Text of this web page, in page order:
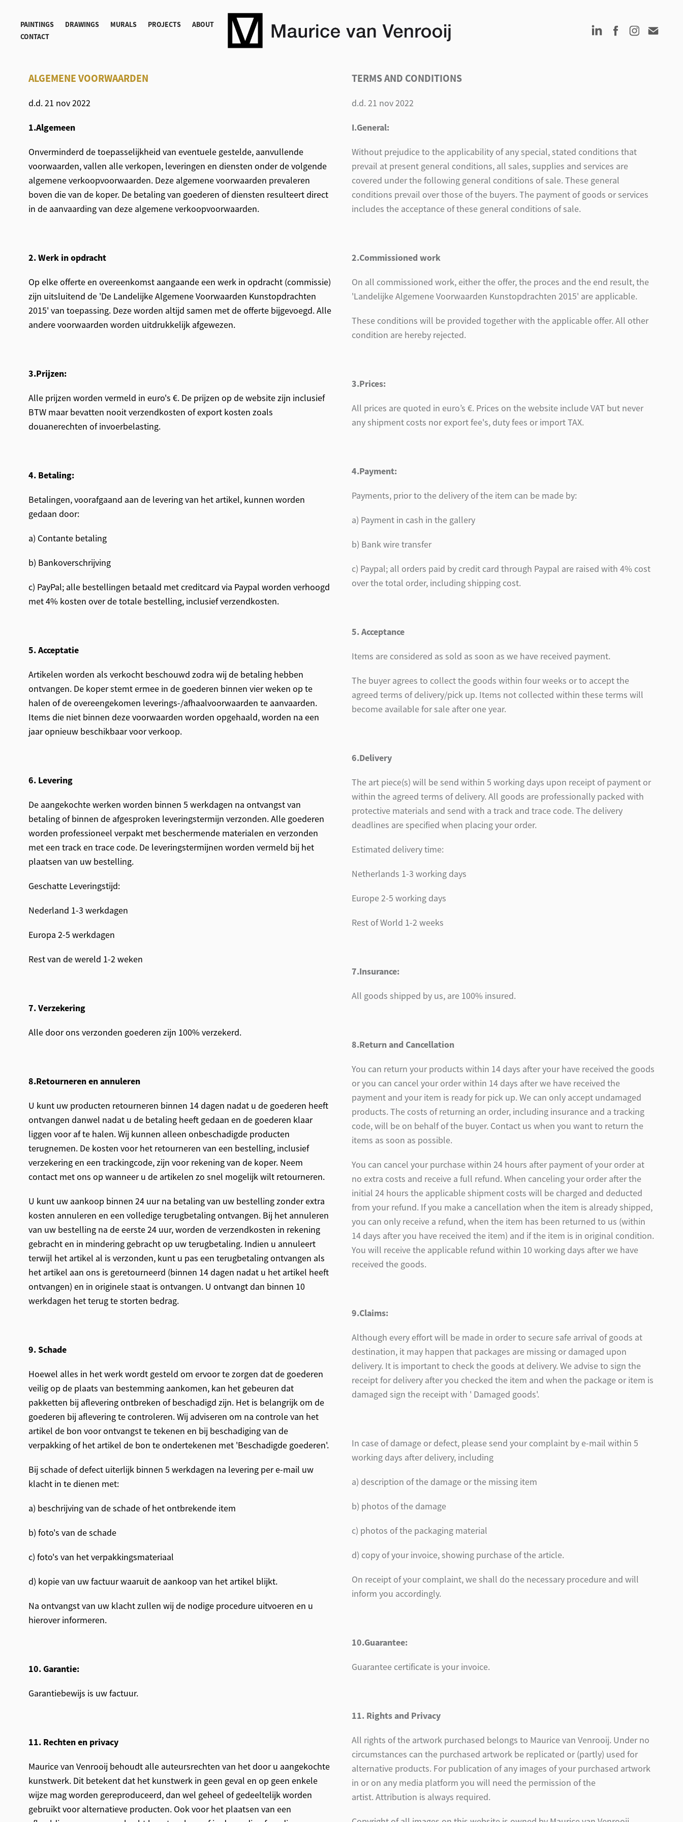
PAINTINGS DRAWINGS MURALS PROJECTS
ABOUT
CONTACT
ALGEMENE VOORWAARDEN
d.d. 21 nov 2022
1.Algemeen
Onverminderd de toepasselijkheid van eventuele gestelde, aanvullende
voorwaarden, vallen alle verkopen, leveringen en diensten onder de volgende
algemene verkoopvoorwaarden. Deze algemene voorwaarden prevaleren
boven die van de koper. De betaling van goederen of diensten resulteert direct
in de aanvaarding van deze algemene verkoopvoorwaarden.
2. Werk in opdracht
Op elke offerte en overeenkomst aangaande een werk in opdracht (commissie)
zijn uitsluitend de 'De Landelijke Algemene Voorwaarden Kunstopdrachten
2015' van toepassing. Deze worden altijd samen met de offerte bijgevoegd. Alle
andere voorwaarden worden uitdrukkelijk afgewezen.
3.Prijzen:
Alle prijzen worden vermeld in euro's €. De prijzen op de website zijn inclusief
BTW maar bevatten nooit verzendkosten of export kosten zoals
douanerechten of invoerbelasting.
4. Betaling:
Betalingen, voorafgaand aan de levering van het artikel, kunnen worden
gedaan door:
a) Contante betaling
b) Bankoverschrijving
c) PayPal; alle bestellingen betaald met creditcard via Paypal worden verhoogd
met 4% kosten over de totale bestelling, inclusief verzendkosten.
5. Acceptatie
Artikelen worden als verkocht beschouwd zodra wij de betaling hebben
ontvangen. De koper stemt ermee in de goederen binnen vier weken op te
halen of de overeengekomen leverings-/afhaalvoorwaarden te aanvaarden.
Items die niet binnen deze voorwaarden worden opgehaald, worden na een
jaar opnieuw beschikbaar voor verkoop.
6. Levering
De aangekochte werken worden binnen 5 werkdagen na ontvangst van
betaling of binnen de afgesproken leveringstermijn verzonden. Alle goederen
worden professioneel verpakt met beschermende materialen en verzonden
met een track en trace code. De leveringstermijnen worden vermeld bij het
plaatsen van uw bestelling.
Geschatte Leveringstijd:
Nederland 1-3 werkdagen
Europa 2-5 werkdagen
Rest van de wereld 1-2 weken
7. Verzekering
Alle door ons verzonden goederen zijn 100% verzekerd.
8.Retourneren en annuleren
U kunt uw producten retourneren binnen 14 dagen nadat u de goederen heeft
ontvangen danwel nadat u de betaling heeft gedaan en de goederen klaar
liggen voor af te halen. Wij kunnen alleen onbeschadigde producten
terugnemen. De kosten voor het retourneren van een bestelling, inclusief
verzekering en een trackingcode, zijn voor rekening van de koper. Neem
contact met ons op wanneer u de artikelen zo snel mogelijk wilt retourneren.
U kunt uw aankoop binnen 24 uur na betaling van uw bestelling zonder extra
kosten annuleren en een volledige terugbetaling ontvangen. Bij het annuleren
van uw bestelling na de eerste 24 uur, worden de verzendkosten in rekening
gebracht en in mindering gebracht op uw terugbetaling. Indien u annuleert
terwijl het artikel al is verzonden, kunt u pas een terugbetaling ontvangen als
het artikel aan ons is geretourneerd (binnen 14 dagen nadat u het artikel heeft
ontvangen) en in originele staat is ontvangen. U ontvangt dan binnen 10
werkdagen het terug te storten bedrag.
9. Schade
Hoewel alles in het werk wordt gesteld om ervoor te zorgen dat de goederen
veilig op de plaats van bestemming aankomen, kan het gebeuren dat
pakketten bij aflevering ontbreken of beschadigd zijn. Het is belangrijk om de
goederen bij aflevering te controleren. Wij adviseren om na controle van het
artikel de bon voor ontvangst te tekenen en bij beschadiging van de
verpakking of het artikel de bon te ondertekenen met 'Beschadigde goederen'.
Bij schade of defect uiterlijk binnen 5 werkdagen na levering per e-mail uw
klacht in te dienen met:
a) beschrijving van de schade of het ontbrekende item
b) foto's van de schade
c) foto's van het verpakkingsmateriaal
d) kopie van uw factuur waaruit de aankoop van het artikel blijkt.
Na ontvangst van uw klacht zullen wij de nodige procedure uitvoeren en u
hierover informeren.
10. Garantie:
Garantiebewijs is uw factuur.
11. Rechten en privacy
Maurice van Venrooij behoudt alle auteursrechten van het door u aangekochte
kunstwerk. Dit betekent dat het kunstwerk in geen geval en op geen enkele
wijze mag worden gereproduceerd, dan wel geheel of gedeeltelijk worden
gebruikt voor alternatieve producten. Ook voor het plaatsen van een
TERMS AND CONDITIONS
d.d. 21 nov 2022
I.General:
Without prejudice to the applicability of any special, stated conditions that
prevail at present general conditions, all sales, supplies and services are
covered under the following general conditions of sale. These general
conditions prevail over those of the buyers. The payment of goods or services
includes the acceptance of these general conditions of sale.
2.Commissioned work
On all commissioned work, either the offer, the proces and the end result, the
'Landelijke Algemene Voorwaarden Kunstopdrachten 2015' are applicable.
These conditions will be provided together with the applicable offer. All other
condition are hereby rejected.
3.Prices:
All prices are quoted in euro’s €. Prices on the website include VAT but never
any shipment costs nor export fee's, duty fees or import TAX.
4.Payment:
Payments, prior to the delivery of the item can be made by:
a) Payment in cash in the gallery
b) Bank wire transfer
c) Paypal; all orders paid by credit card through Paypal are raised with 4% cost
over the total order, including shipping cost.
5. Acceptance
Items are considered as sold as soon as we have received payment.
The buyer agrees to collect the goods within four weeks or to accept the
agreed terms of delivery/pick up. Items not collected within these terms will
become available for sale after one year.
6.Delivery
The art piece(s) will be send within 5 working days upon receipt of payment or
within the agreed terms of delivery. All goods are professionally packed with
protective materials and send with a track and trace code. The delivery
deadlines are specified when placing your order.
Estimated delivery time:
Netherlands 1-3 working days
Europe 2-5 working days
Rest of World 1-2 weeks
7.Insurance:
All goods shipped by us, are 100% insured.
8.Return and Cancellation
You can return your products within 14 days after your have received the goods
or you can cancel your order within 14 days after we have received the
payment and your item is ready for pick up. We can only accept undamaged
products. The costs of returning an order, including insurance and a tracking
code, will be on behalf of the buyer. Contact us when you want to return the
items as soon as possible.
You can cancel your purchase within 24 hours after payment of your order at
no extra costs and receive a full refund. When canceling your order after the
initial 24 hours the applicable shipment costs will be charged and deducted
from your refund. If you make a cancellation when the item is already shipped,
you can only receive a refund, when the item has been returned to us (within
14 days after you have received the item) and if the item is in original condition.
You will receive the applicable refund within 10 working days after we have
received the goods.
9.Claims:
Although every effort will be made in order to secure safe arrival of goods at
destination, it may happen that packages are missing or damaged upon
delivery. It is important to check the goods at delivery. We advise to sign the
receipt for delivery after you checked the item and when the package or item is
damaged sign the receipt with ' Damaged goods'.
In case of damage or defect, please send your complaint by e-mail within 5
working days after delivery, including
a) description of the damage or the missing item
b) photos of the damage
c) photos of the packaging material
d) copy of your invoice, showing purchase of the article.
On receipt of your complaint, we shall do the necessary procedure and will
inform you accordingly.
10.Guarantee:
Guarantee certificate is your invoice.
11. Rights and Privacy
All rights of the artwork purchased belongs to Maurice van Venrooij. Under no
circumstances can the purchased artwork be replicated or (partly) used for
alternative products. For publication of any images of your purchased artwork
in or on any media platform you will need the permission of the
artist. Attribution is always required.